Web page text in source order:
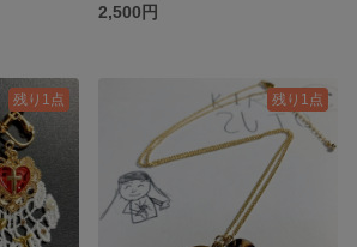
2,500円
残り1点 残り1点